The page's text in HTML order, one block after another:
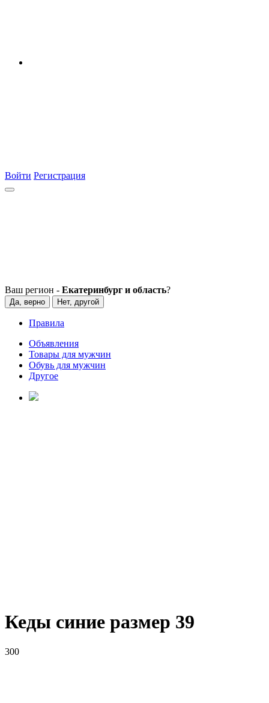
Войти Регистрация
Ваш регион - Екатеринбург и область?
Да, верно Нет, другой
Правила
Объявления
Товары для мужчин
Обувь для мужчин
Другое
Кеды синие размер 39
300